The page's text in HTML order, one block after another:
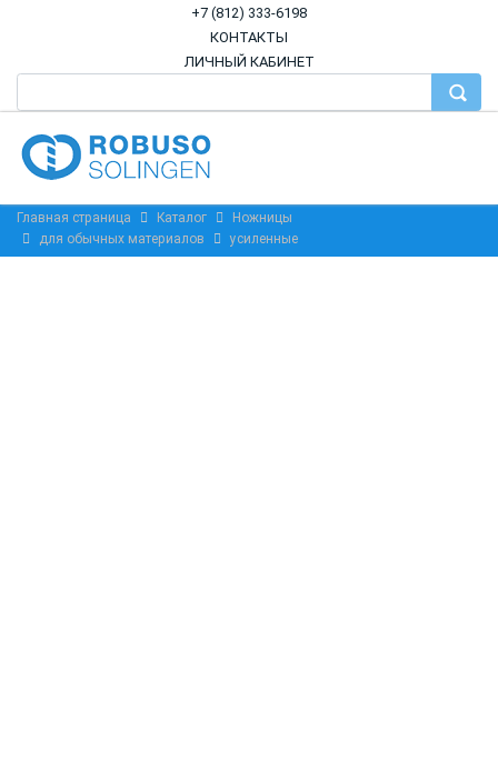
+7 (812) 333-6198
КОНТАКТЫ
ЛИЧНЫЙ КАБИНЕТ
Главная страница Каталог
Ножницы
для обычных материалов
усиленные